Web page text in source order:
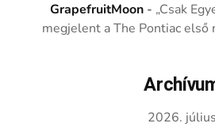
GrapefruitMoon - „Csak
megjelent a The Pontiac első
2026. július